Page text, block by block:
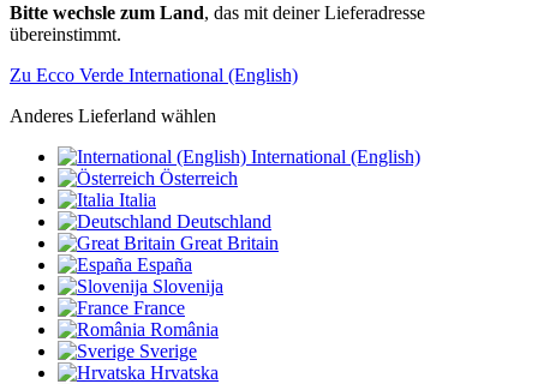
Bitte wechsle zum Land, das mit deiner Lieferadresse
übereinstimmt.
Zu Ecco Verde International (English)
Anderes Lieferland wählen
International (English)
Österreich
Italia
Deutschland
Great Britain
España
Slovenija
France
România
Sverige
Hrvatska